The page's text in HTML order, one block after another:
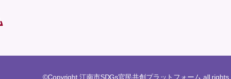
©Copyright 江南市SDGs官民共創プラットフォーム all rights